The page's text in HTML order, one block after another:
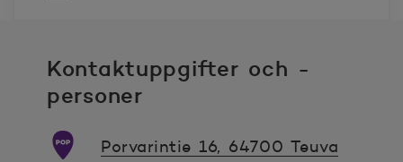
Kontaktuppgifter och -
personer
Porvarintie 16, 64700 Teuva